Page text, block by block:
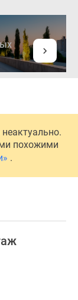
похожими
.